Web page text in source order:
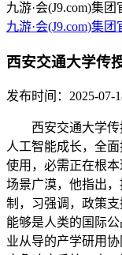
九游·会(J9.com)集
九游·会(J9.com)集团
西安交通大学传
发布时间：2025-
西安交通大学传
人工智能成长，全
使用，必需正在根
场景广漠，他指出
制，习强调，政策
能够是人类的国际
业从导的产学研用